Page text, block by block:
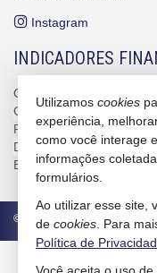
Instagram
INDICADORES
CUB /
CUB /SCvariação
Poupança
Dólar Comercial
Euro
© 2026 CRECI/SC 4586-J
Utilizamos cookies
experiência,
como você interage
informações
formulários.
Ao utilizar esse site,
de cookies . Para
Política de